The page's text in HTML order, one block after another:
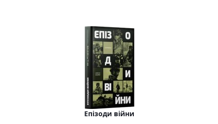
Епізоди війни